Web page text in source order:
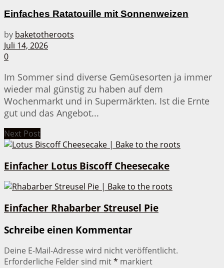
Einfaches Ratatouille mit Sonnenweizen
by baketotheroots
Juli 14, 2026
0
Im Sommer sind diverse Gemüsesorten ja immer
wieder mal günstig zu haben auf dem
Wochenmarkt und in Supermärkten. Ist die Ernte
gut und das Angebot...
Next Post
Einfacher Lotus Biscoff Cheesecake
Einfacher Rhabarber Streusel Pie
Schreibe einen Kommentar
Deine E-Mail-Adresse wird nicht veröffentlicht.
Erforderliche Felder sind mit* markiert